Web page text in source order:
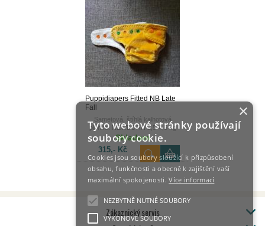
Puppidiapers Fitted NB Late
Fall
Sametová, štíhlá kalhotová
plenka. NEWBORN 2,5-4,5 kg
Skladem
315,- Kč
Zákaznický servis
×
Tyto webové stránky používají
soubory cookie.
Cookies jsou soubory sloužící k přizpůsobení
obsahu, funkčnosti a obecně k zajištění vaší
maximální spokojenosti.Více informací
NEZBYTNĚ NUTNÉ SOUBORY
VÝKONOVÉ SOUBORY